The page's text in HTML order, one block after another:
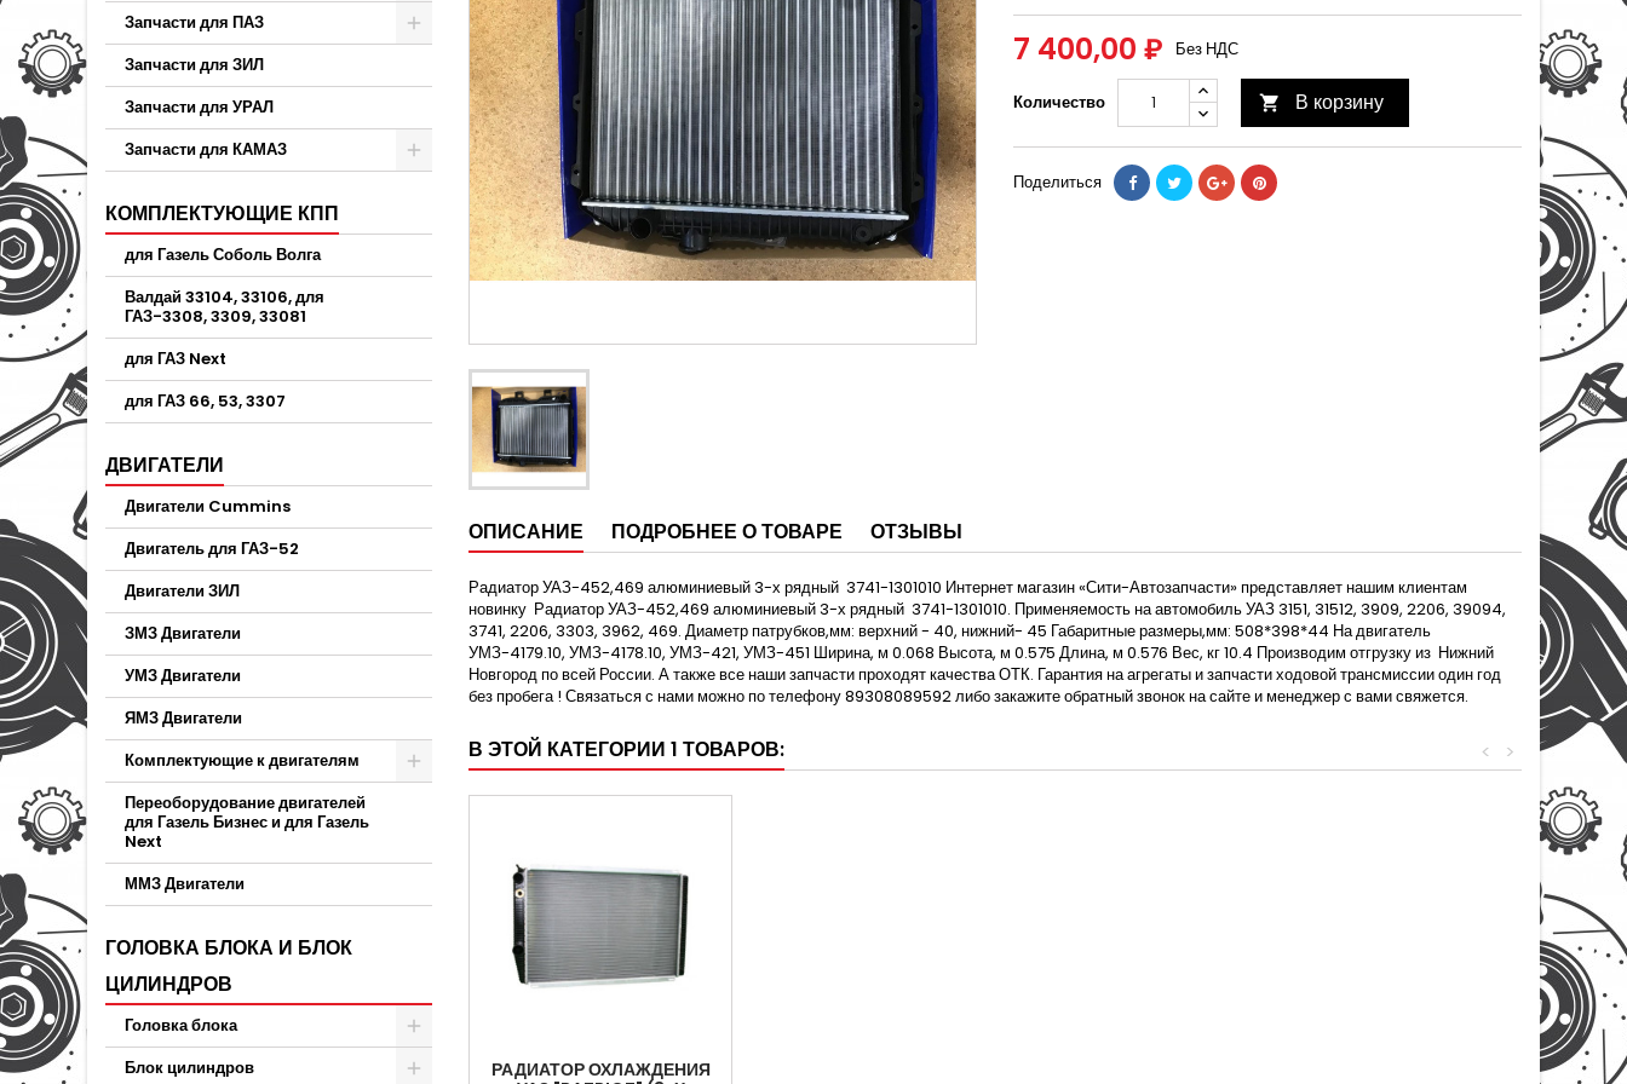
Запчасти для ПАЗ
Запчасти для ЗИЛ
Запчасти для УРАЛ
Запчасти для КАМАЗ
КОМПЛЕКТУЮЩИЕ КПП
для Газель Соболь Волга
Валдай 33104, 33106, для
ГАЗ-3308, 3309, 33081
для ГАЗ Next
для ГАЗ 66, 53, 3307
ДВИГАТЕЛИ
Двигатели Cummins
Двигатель для ГАЗ-52
Двигатели ЗИЛ
ЗМЗ Двигатели
УМЗ Двигатели
ЯМЗ Двигатели
Комплектующие к двигателям
Переоборудование двигателей
для Газель Бизнес и для Газель
Next
ММЗ Двигатели
ГОЛОВКА БЛОКА И БЛОК
ЦИЛИНДРОВ
Головка блока
Блок цилиндров
7 400,00 ₽ Без НДС
Количество  В корзину
Поделиться
ОПИСАНИЕ ПОДРОБНЕЕ О ТОВАРЕ ОТЗЫВЫ
Радиатор УАЗ-452,469 алюминиевый 3-х рядный 3741-1301010 Интернет магазин «Сити-Автозапчасти» представляет нашим клиентам
новинку Радиатор УАЗ-452,469 алюминиевый 3-х рядный 3741-1301010. Применяемость на автомобиль УАЗ 3151, 31512, 3909, 2206, 39094,
3741, 2206, 3303, 3962, 469. Диаметр патрубков,мм: верхний - 40, нижний- 45 Габаритные размеры,мм: 508*398*44 На двигатель
УМЗ-4179.10, УМЗ-4178.10, УМЗ-421, УМЗ-451 Ширина, м 0.068 Высота, м 0.575 Длина, м 0.576 Вес, кг 10.4 Производим отгрузку из Нижний
Новгород по всей России. А также все наши запчасти проходят качества ОТК. Гарантия на агрегаты и запчасти ходовой трансмиссии один год
без пробега ! Связаться с нами можно по телефону 89308089592 либо закажите обратный звонок на сайте и менеджер с вами свяжется.
В ЭТОЙ КАТЕГОРИИ 1 ТОВАРОВ: >
<
РАДИАТОР ОХЛАЖДЕНИЯ